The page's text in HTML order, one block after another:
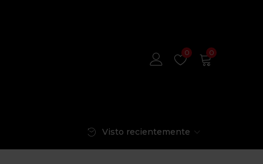
0 0
Visto recientemente